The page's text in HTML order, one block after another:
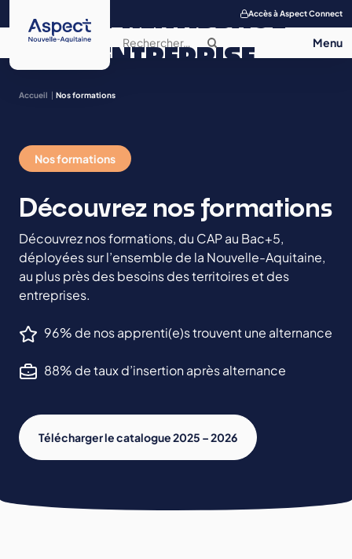
Accès à Aspect Connect
APPRENTISSAGE
ENTREPRISE
SALON DE
CONTACT
Accueil Nos formations
Nos formations
Découvrez nos formations
Découvrez nos formations, du CAP au Bac+5,
déployées sur l’ensemble de la Nouvelle-Aquitaine,
au plus près des besoins des territoires et des
entreprises.
96% de nos apprenti(e)s trouvent une alternance
88% de taux d’insertion après alternance
Télécharger le catalogue 2025 – 2026